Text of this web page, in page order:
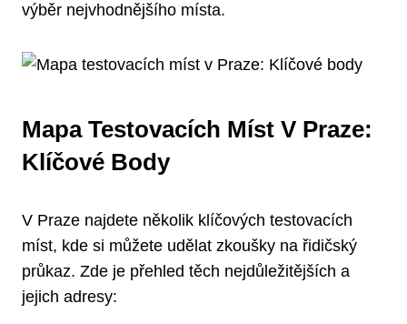
výběr nejvhodnějšího místa.
Mapa Testovacích Míst V Praze:
Klíčové Body
V Praze najdete několik klíčových testovacích
míst, kde si můžete udělat zkoušky na řidičský
průkaz. Zde je přehled těch nejdůležitějších a
jejich adresy: